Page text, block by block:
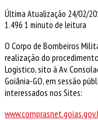
Última Atualização 24/02/
1.496 1 minuto de leitura
O Corpo de Bombeiros
realização do
Logístico, sito à Av.
Goiânia-GO, em sessão
interessados nos Sites: